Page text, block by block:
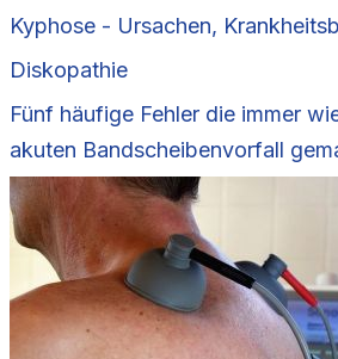
Kyphose - Ursachen,
Diskopathie
Fünf häufige Fehler die immer
akuten Bandscheibenvorfall